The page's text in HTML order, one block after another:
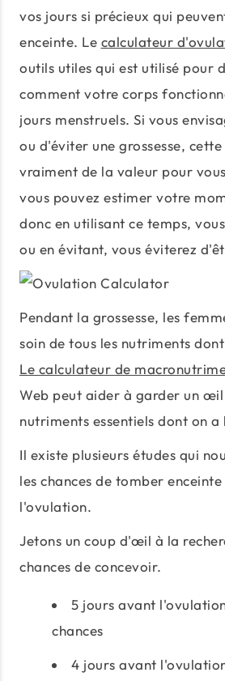
vos jours si précieux qui
enceinte. Le calculateur
outils utiles qui est utilisé pour
comment votre corps
jours menstruels. Si vous
ou d'éviter une grossesse,
vraiment de la valeur pour
vous pouvez estimer votre
donc en utilisant ce temps,
ou en évitant, vous éviterez
Pendant la grossesse, les
soin de tous les nutriments
Le calculateur de
Web peut aider à garder un œil
nutriments essentiels dont on a
Il existe plusieurs études qui
les chances de tomber
l'ovulation.
Jetons un coup d'œil à la
chances de concevoir.
5 jours avant
chances
4 jours avant l'ovulation